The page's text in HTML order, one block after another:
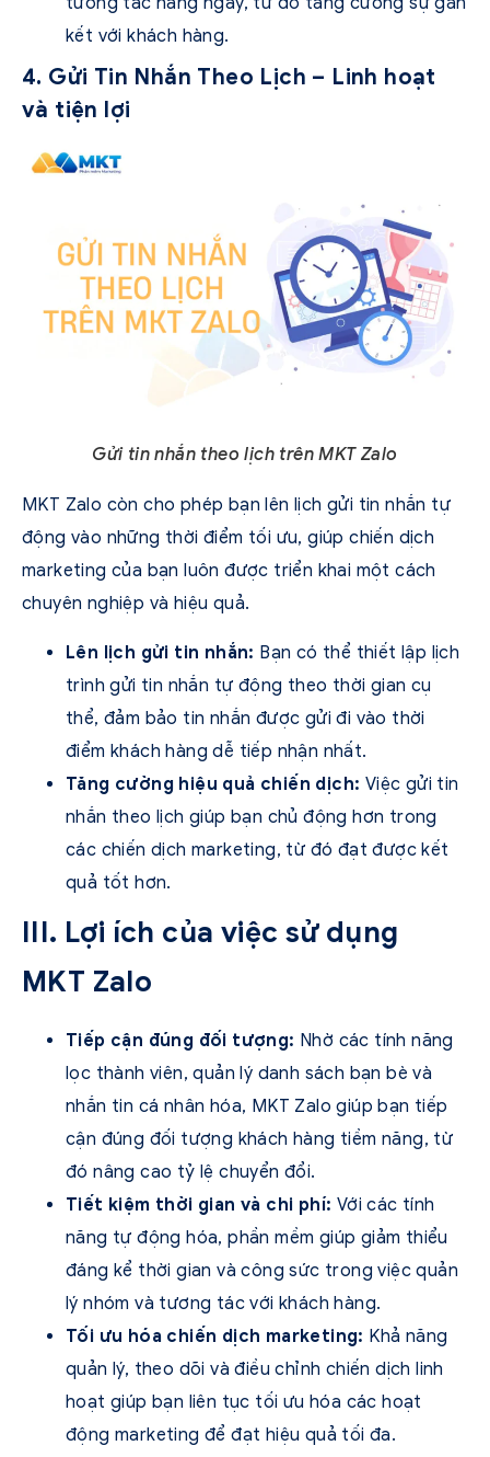
kết với khách hàng.
4. Gửi Tin Nhắn Theo Lịch – Linh hoạt
và tiện lợi
Gửi tin nhắn theo lịch trên MKT Zalo
MKT Zalo còn cho phép bạn lên lịch gửi tin nhắn tự
động vào những thời điểm tối ưu, giúp chiến dịch
marketing của bạn luôn được triển khai một cách
chuyên nghiệp và hiệu quả.
Lên lịch gửi tin nhắn: Bạn có thể thiết lập lịch
trình gửi tin nhắn tự động theo thời gian cụ
thể, đảm bảo tin nhắn được gửi đi vào thời
điểm khách hàng dễ tiếp nhận nhất.
Tăng cường hiệu quả chiến dịch: Việc gửi tin
nhắn theo lịch giúp bạn chủ động hơn trong
các chiến dịch marketing, từ đó đạt được kết
quả tốt hơn.
III. Lợi ích của việc sử dụng
MKT Zalo
Tiếp cận đúng đối tượng: Nhờ các tính năng
lọc thành viên, quản lý danh sách bạn bè và
nhắn tin cá nhân hóa, MKT Zalo giúp bạn tiếp
cận đúng đối tượng khách hàng tiềm năng, từ
đó nâng cao tỷ lệ chuyển đổi.
Tiết kiệm thời gian và chi phí: Với các tính
năng tự động hóa, phần mềm giúp giảm thiểu
đáng kể thời gian và công sức trong việc quản
lý nhóm và tương tác với khách hàng.
Tối ưu hóa chiến dịch marketing: Khả năng
quản lý, theo dõi và điều chỉnh chiến dịch linh
hoạt giúp bạn liên tục tối ưu hóa các hoạt
động marketing để đạt hiệu quả tối đa.